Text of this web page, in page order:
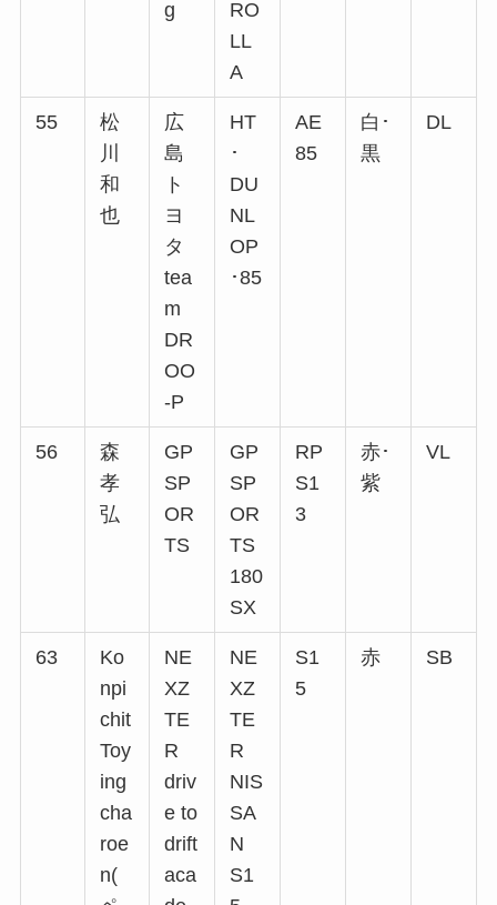
g
RO
LL
A
55
松
川
和
也
広
島
ト
ヨ
タ
tea
m
DR
OO
-P
HT
･
DU
NL
OP
･85
AE
85
白･
黒
DL
56
森
孝
弘
GP
SP
OR
TS
GP
SP
OR
TS
180
SX
RP
S1
3
赤･
紫
VL
63
Ko
npi
chit
Toy
ing
cha
roe
n(
NE
XZ
TE
R
driv
e to
drift
aca
NE
XZ
TE
R
NIS
SA
N
S1
S1
5
赤 SB